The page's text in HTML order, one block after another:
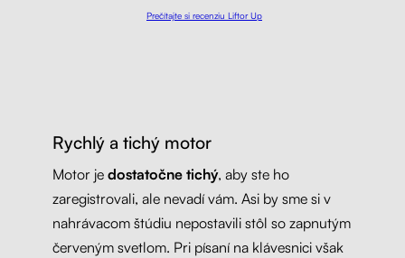
Prečítajte si recenziu Liftor Up
Rychlý a tichý motor
Motor je dostatočne tichý, aby ste ho
zaregistrovali, ale nevadí vám. Asi by sme si v
nahrávacom štúdiu nepostavili stôl so zapnutým
červeným svetlom. Pri písaní na klávesnici však